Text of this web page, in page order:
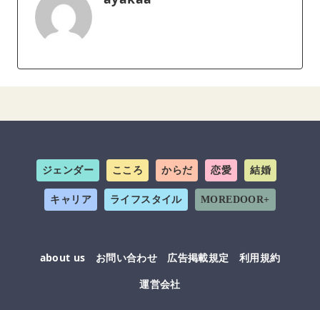
ジェンダー こころ からだ 恋愛 結婚
キャリア ライフスタイル MOREDOOR+
about us お問い合わせ 広告掲載規定
利用規約
運営会社